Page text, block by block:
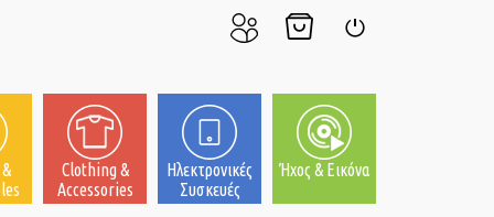
μου
Clothing &
Accessories
Ηλεκτρονικές
Συσκευές
Ήχος & Εικόνα